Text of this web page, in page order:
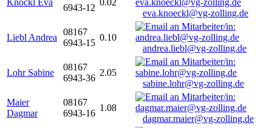
Knöckl Eva
6943-12
0.02
eva.knoeckl@vg-zolling.de
Liebl Andrea
08167
6943-15
0.10
andrea.liebl@vg-zolling.de
Lohr Sabine
08167
6943-36
2.05
sabine.lohr@vg-zolling.de
Maier
Dagmar
08167
6943-16
1.08
dagmar.maier@vg-zolling.de